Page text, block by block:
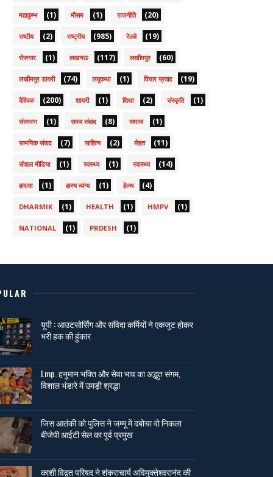
महाकुम्भ (1) मौसम (1) राजनीति (20)
राष्टीय (2) राष्ट्रीय (985) रेलवे (19)
रोजगार (1) लखनऊ (117) लखीमपुर (60)
लखीमपुर डायरी (74) लघुकथा (1) विचार प्रवाह (19)
वैश्विक (200) शायरी (1) शिक्षा (2) संस्कृति (1)
संस्मरण (1) समय संवाद (8) समाज (1)
सामयिक संवाद (7) साहित्य (2) सेहत (11)
सोशल मीडिया (1) स्वस्थ्य (1) स्वास्थ्य (14)
हादसा (1) हास्य व्यंग्य (1) हेल्थ (4)
DHARMIK (1) HEALTH (1) HMPV (1)
NATIONAL (1) PRDESH (1)
यूपी : आउटसोर्सिंग और संविदा कर्मियों ने एकजुट होकर
भरी हक की हुंकार
Lmp. हनुमान भक्ति और सेवा भाव का अद्भुत संगम,
विशाल भंडारे में उमड़ी श्रद्धा
जिस आतंकी को पुलिस ने जम्मू में दबोचा वो निकला
बीजेपी आईटी सेल का पूर्व प्रमुख
काशी विद्वत परिषद ने शंकराचार्य अविमुक्तेश्वरानंद की